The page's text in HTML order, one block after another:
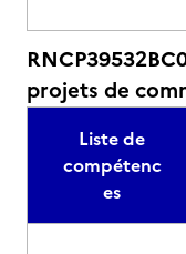
projets de
Liste de
compétenc
es